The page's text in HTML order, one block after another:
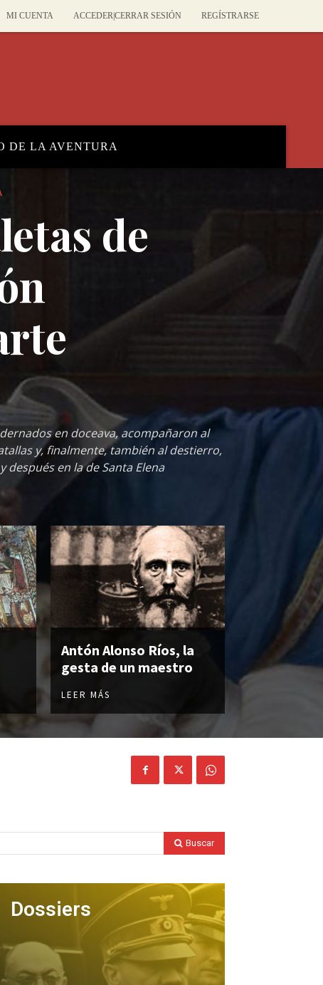
MI CUENTA ACCEDER|CERRAR SESIÓN REGÍSTRARSE
DE LA AVENTURA
de
en doceava, acompañaron al
y, finalmente, también al destierro,
después en la de Santa Elena
Antón Alonso Ríos, la
gesta de un maestro
LEER MÁS
Buscar
Dossiers